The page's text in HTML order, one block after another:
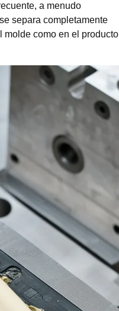
a menudo
separa completamente
molde como en el producto